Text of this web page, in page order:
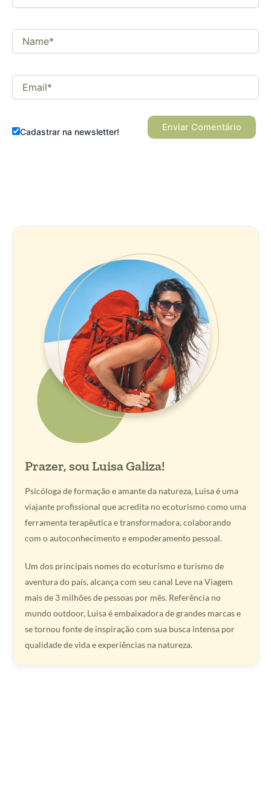
Name*
Email*
Cadastrar na newsletter!
Prazer, sou Luisa Galiza!
Psicóloga de formação e amante da natureza, Luisa é uma
viajante profissional que acredita no ecoturismo como uma
ferramenta terapêutica e transformadora, colaborando
com o autoconhecimento e empoderamento pessoal.
Um dos principais nomes do ecoturismo e turismo de
aventura do país, alcança com seu canal Leve na Viagem
mais de 3 milhões de pessoas por mês. Referência no
mundo outdoor, Luisa é embaixadora de grandes marcas e
se tornou fonte de inspiração com sua busca intensa por
qualidade de vida e experiências na natureza.